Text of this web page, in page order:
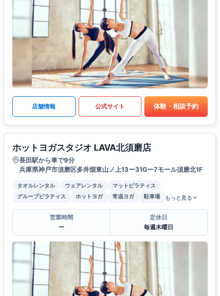
店舗情報 公式サイト 体験・相談予約
ホットヨガスタジオ LAVA北須磨店
長田駅から車で9分
兵庫県神戸市須磨区多井畑東山ノ上13ー31Gー7モール須磨北1F
タオルレンタル ウェアレンタル
マットピラティス
グループピラティス
ホットヨガ 常温ヨガ 駐車場 もっと見る
営業時間
ー
定休日
毎週木曜日